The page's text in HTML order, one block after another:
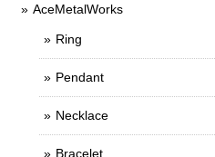
AceMetalWorks
Ring
Pendant
Necklace
Bracelet